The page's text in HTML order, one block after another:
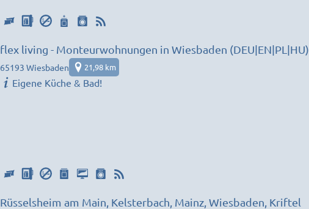
flex living - Monteurwohnungen in Wiesbaden (DEU|EN|PL|HU)
65193 Wiesbaden 21,98 km
Eigene Küche & Bad!
Rüsselsheim am Main, Kelsterbach, Mainz, Wiesbaden, Kriftel